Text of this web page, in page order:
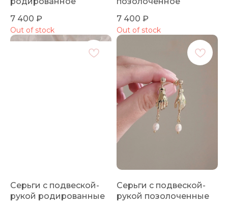
7 400 ₽
Out of stock
7 400 ₽
Out of stock
Серьги с подвеской-
рукой родированные
Серьги с подвеской-
рукой позолоченные